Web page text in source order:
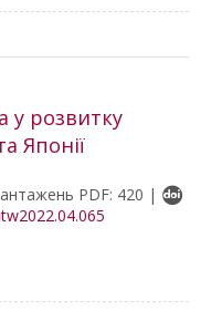
у розвитку
Японії
PDF: 420 |